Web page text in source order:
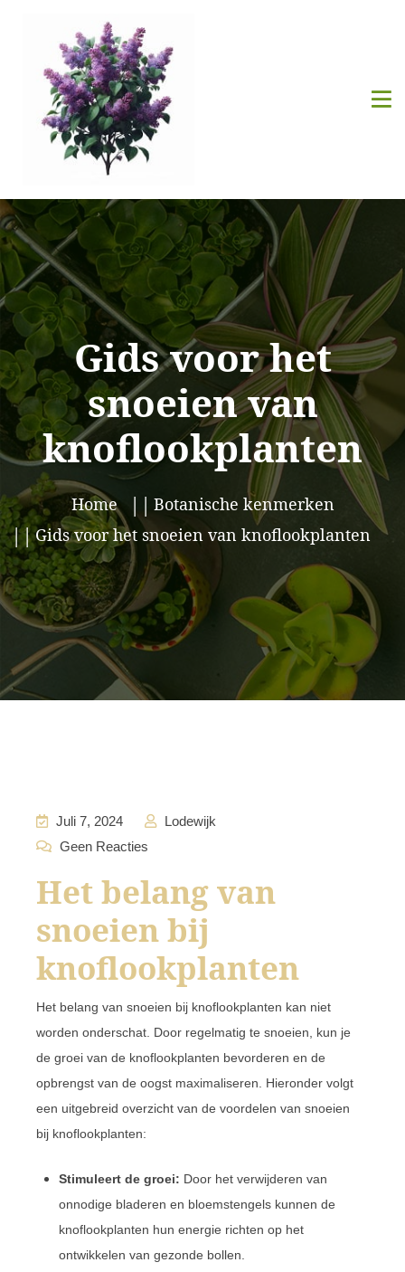
Gids voor het
snoeien van
knoflookplanten
Home
Botanische kenmerken
Gids voor het snoeien van knoflookplanten
Juli 7, 2024
Lodewijk
Geen Reacties
Het belang van
snoeien bij
knoflookplanten
Het belang van snoeien bij knoflookplanten kan niet
worden onderschat. Door regelmatig te snoeien, kun je
de groei van de knoflookplanten bevorderen en de
opbrengst van de oogst maximaliseren. Hieronder volgt
een uitgebreid overzicht van de voordelen van snoeien
bij knoflookplanten:
Stimuleert de groei: Door het verwijderen van
onnodige bladeren en bloemstengels kunnen de
knoflookplanten hun energie richten op het
ontwikkelen van gezonde bollen.